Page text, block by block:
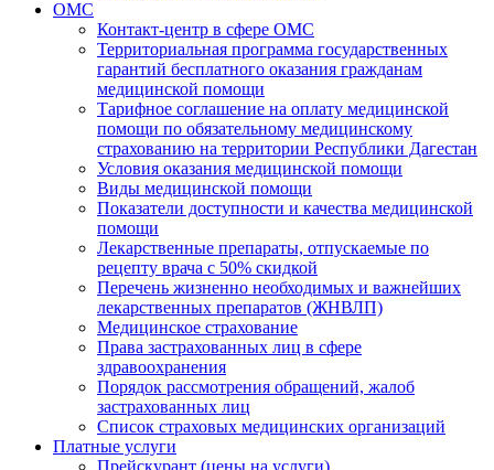
ОМС
Контакт-центр в сфере ОМС
Территориальная программа государственных
гарантий бесплатного оказания гражданам
медицинской помощи
Тарифное соглашение на оплату медицинской
помощи по обязательному медицинскому
страхованию на территории Республики Дагестан
Условия оказания медицинской помощи
Виды медицинской помощи
Показатели доступности и качества медицинской
помощи
Лекарственные препараты, отпускаемые по
рецепту врача с 50% скидкой
Перечень жизненно необходимых и важнейших
лекарственных препаратов (ЖНВЛП)
Медицинское страхование
Права застрахованных лиц в сфере
здравоохранения
Порядок рассмотрения обращений, жалоб
застрахованных лиц
Список страховых медицинских организаций
Платные услуги
Прейскурант (цены на услуги)